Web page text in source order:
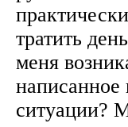
тратить
меня
написанное
ситуации?